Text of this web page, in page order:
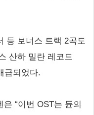
등 보너스 트랙 2곡도
산하 밀란 레코드
급되었다.
“이번 OST는 듄의